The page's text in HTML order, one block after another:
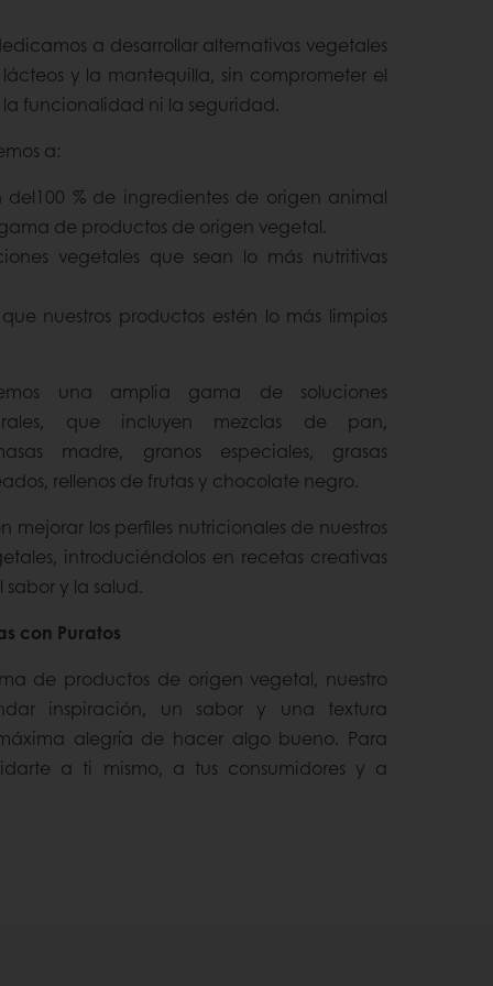
a desarrollar alternativas vegetales
lácteos y la mantequilla, sin comprometer el
la funcionalidad ni la seguridad.
a:
del100 % de ingredientes de origen animal
de productos de origen vegetal.
vegetales que sean lo más nutritivas
nuestros productos estén lo más limpios
una amplia gama de soluciones
que incluyen mezclas de pan,
madre, granos especiales, grasas
rellenos de frutas y chocolate negro.
mejorar los perfiles nutricionales de nuestros
introduciéndolos en recetas creativas
y la salud.
con Puratos
de productos de origen vegetal, nuestro
inspiración, un sabor y una textura
alegría de hacer algo bueno. Para
a ti mismo, a tus consumidores y a